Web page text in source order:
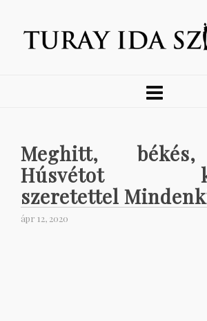
Meghitt,
Húsvétot
szeretettel
ápr 12, 2020